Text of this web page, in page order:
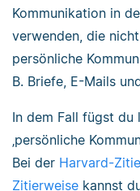
Kommunikation in
verwenden, die
persönliche
B. Briefe, E-Mails
In dem Fall fügst du
‚persönliche
Bei der Harvard-
Zitierweise kannst